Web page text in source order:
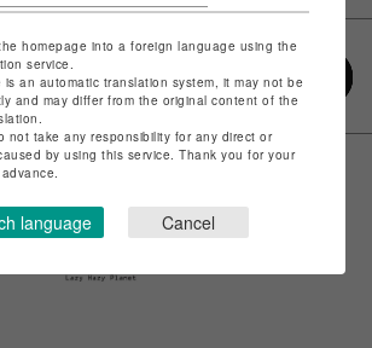
homepage into a foreign language using the
service.
is an automatic translation system, it may not be
and may differ from the original content of the
not take any responsibility for any direct or
by using this service. Thank you for your
language Cancel